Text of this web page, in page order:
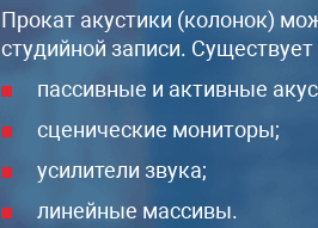
Микшерный пульт
Радиомикрофоны,
коммутации, штативы
Оформить
Прокат акустики (колонок)
студийной записи.
пассивные и активные
сценические мониторы;
усилители звука;
линейные массивы.